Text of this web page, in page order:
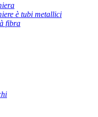
è tubi metallici
fibra